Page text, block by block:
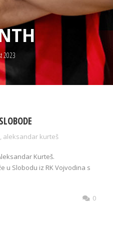
2023
, aleksandar kurteš
Kurteš.
u Slobodu iz RK Vojvodina s
0